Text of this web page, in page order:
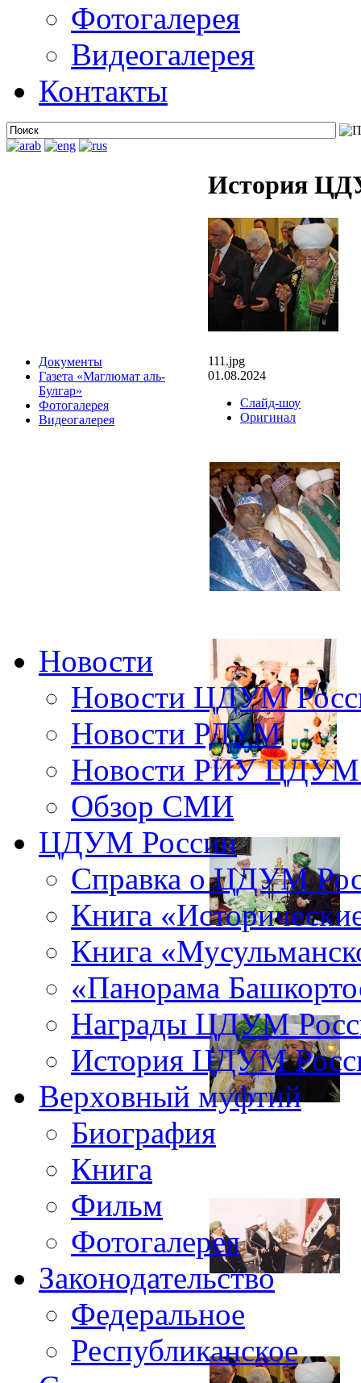
Фотогалерея
Видеогалерея
Контакты
Документы
Газета «Маглюмат аль-
Булгар»
Фотогалерея
Видеогалерея
История
111.jpg
01.08.2024
Слайд-шоу
Оригинал
Новости
Новости ЦДУМ
Новости РДУМ
Новости РИУ ЦДУМ
Обзор СМИ
ЦДУМ России
Справка о ЦДУМ
Книга
Книга
«Панорама
Награды ЦДУМ
История ЦДУМ
Верховный муфтий
Биография
Книга
Фильм
Фотогалерея
Законодательство
Федеральное
Республиканское